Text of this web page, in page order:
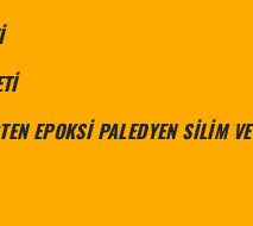
EPOKSİ PALEDYEN SİLİM VE